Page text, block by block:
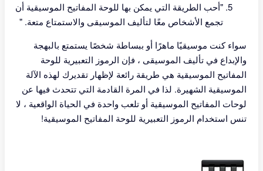
"أحب الطريقة التي يمكن بها للوحة المفاتيح الموسيقية أن
تجمع الأشخاص معًا لتأليف الموسيقى والاستمتاع متعة. "
سواء كنت موسيقيًا ماهرًا أو ببساطة شخصًا يستمتع بالبهجة
والإبداع في تأليف الموسيقى ، فإن الرموز التعبيرية للوحة
المفاتيح الموسيقية هي طريقة رائعة لإظهار تقديرك لهذه الآلة
الموسيقية الشهيرة. لذا في المرة القادمة التي تتحدث فيها عن
لوحات المفاتيح الموسيقية أو تلعب واحدة في الحياة الواقعية ، لا
تنس استخدام الرموز التعبيرية للوحة المفاتيح الموسيقية!